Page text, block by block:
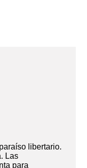
libertario.
Las
para